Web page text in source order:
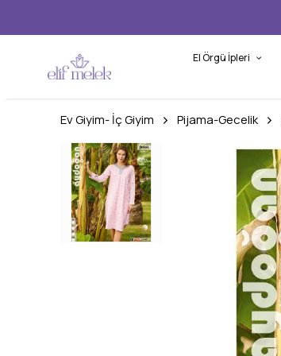
El Örgü İpleri
Ev Giyim- İç Giyim Pijama-Gecelik